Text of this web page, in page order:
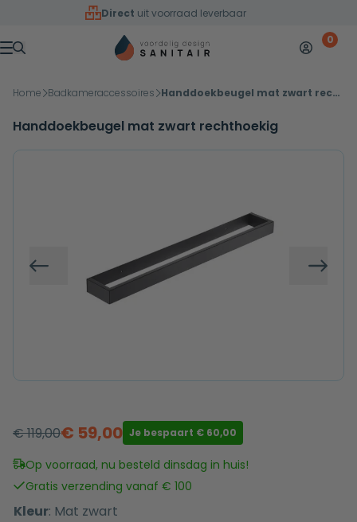
Overslaan naar inhoud
Direct uit voorraad leverbaar
Menu
Mijn 0
Home Badkameraccessoires Handdoekbeugel mat zwart rechthoekig
Handdoekbeugel mat zwart rechthoekig
Vorige
€119,00
Oorspronkelijke
prijs
was:
€ 119,00.
€ 59,00
Huidige
prijs
is:
€ 59,00.
Je bespaart € 60,00
Op voorraad, nu besteld dinsdag in huis!
Gratis verzending vanaf € 100
Kleur: Mat zwart